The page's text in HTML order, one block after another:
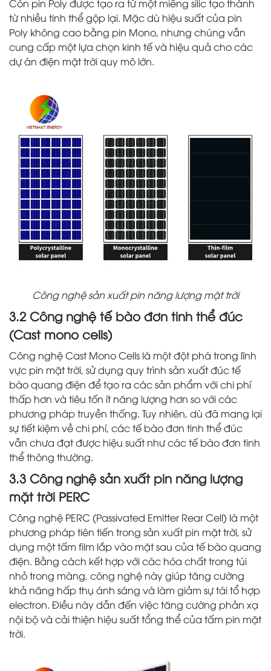
Còn pin Poly được tạo ra từ một miếng silic tạo thành
từ nhiều tinh thể gộp lại. Mặc dù hiệu suất của pin
Poly không cao bằng pin Mono, nhưng chúng vẫn
cung cấp một lựa chọn kinh tế và hiệu quả cho các
dự án điện mặt trời quy mô lớn.
Công nghệ sản xuất pin năng lượng mặt trời
3.2 Công nghệ tế bào đơn tinh thể đúc
(Cast mono cells)
Công nghệ Cast Mono Cells là một đột phá trong lĩnh
vực pin mặt trời, sử dụng quy trình sản xuất đúc tế
bào quang điện để tạo ra các sản phẩm với chi phí
thấp hơn và tiêu tốn ít năng lượng hơn so với các
phương pháp truyền thống. Tuy nhiên, dù đã mang lại
sự tiết kiệm về chi phí, các tế bào đơn tinh thể đúc
vẫn chưa đạt được hiệu suất như các tế bào đơn tinh
thể thông thường.
3.3 Công nghệ sản xuất pin năng lượng
mặt trời PERC
Công nghệ PERC (Passivated Emitter Rear Cell) là một
phương pháp tiên tiến trong sản xuất pin mặt trời, sử
dụng một tấm film lắp vào mặt sau của tế bào quang
điện. Bằng cách kết hợp với các hóa chất trong túi
nhỏ trong màng, công nghệ này giúp tăng cường
khả năng hấp thụ ánh sáng và làm giảm sự tái tổ hợp
electron. Điều này dẫn đến việc tăng cường phản xạ
nội bộ và cải thiện hiệu suất tổng thể của tấm pin mặt
trời.